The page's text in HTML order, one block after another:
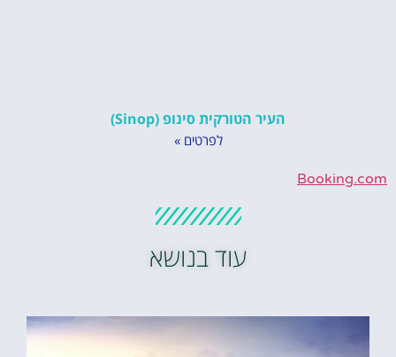
העיר הטורקית סינופ (Sinop)
לפרטים »
Booking.com
עוד בנושא